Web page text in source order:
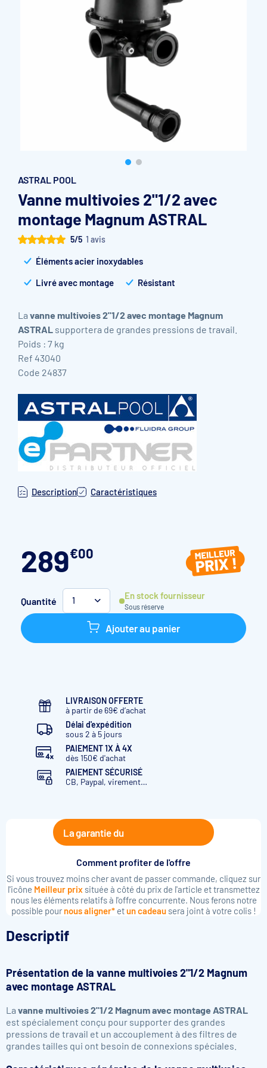
Accessoires et pièces détachées filtration
Pompe de filtration à vitesse variable
Groupe de filtration sur palette
ASTRAL POOL
Vanne multivoies 2"1/2 avec
montage Magnum ASTRAL
5/5 1 avis
Éléments acier inoxydables
Livré avec montage
Résistant
La vanne multivoies 2"1/2 avec montage Magnum
ASTRAL supportera de grandes pressions de travail.
Poids : 7 kg
Ref 43040
Code 24837
Description Caractéristiques
289€00
Quantité 1 En stock fournisseur
Sous réserve
Ajouter au panier
LIVRAISON OFFERTE
à partir de 69€ d’achat
Délai d'expédition
sous 2 à 5 jours
PAIEMENT 1X À 4X
dès 150€ d'achat
PAIEMENT SÉCURISÉ
CB, Paypal, virement…
La garantie du
Comment profiter de l'offre
Si vous trouvez moins cher avant de passer commande, cliquez sur
l'icône Meilleur prixsituée à côté du prix de l'article et transmettez
nous les éléments relatifs à l'offre concurrente. Nous ferons notre
possible pour nous aligner*etun cadeausera joint à votre colis !
Descriptif
Présentation de la vanne multivoies 2"1/2 Magnum
avec montage ASTRAL
La vanne multivoies 2"1/2 Magnum avec montage ASTRAL
est spécialement conçu pour supporter des grandes
pressions de travail et un accouplement à des filtres de
grandes tailles qui ont besoin de connexions spéciales.